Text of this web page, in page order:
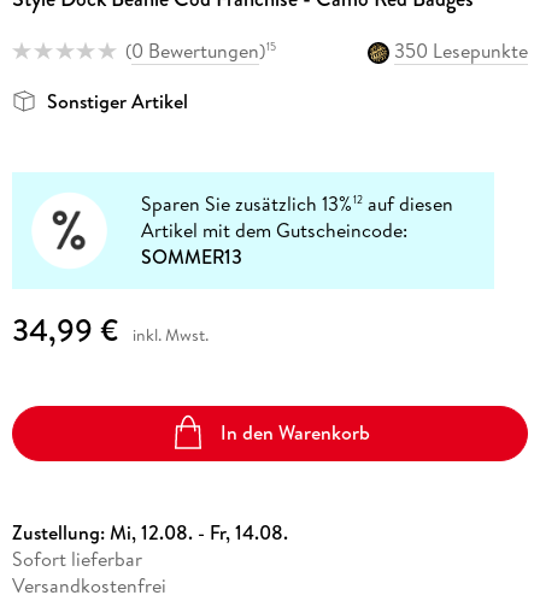
(0 Bewertungen)15
350 Lesepunkte
Sonstiger Artikel
Sparen Sie zusätzlich 13%12 auf diesen
Artikel mit dem Gutscheincode:
SOMMER13
34,99 € inkl. Mwst.
In den Warenkorb
Zustellung:Mi, 12.08. - Fr, 14.08.
Sofort lieferbar
Versandkostenfrei